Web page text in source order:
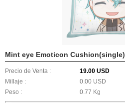
Mint eye Emoticon Cushion(single)
Precio de Venta :
19.00 USD
Millaje :
0.00 USD
Peso :
0.77 Kg